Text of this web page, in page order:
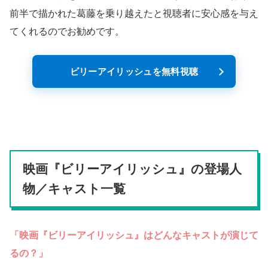
前半で描かれた葛藤を乗り越えたと視聴者に安心感を与え
てくれるのでお勧めです。
ビリーアイリッシュを無料視聴
映画『ビリーアイリッシュ』の登場人
物／キャスト一覧
「映画『ビリーアイリッシュ』はどんなキャストが演じて
るの？」